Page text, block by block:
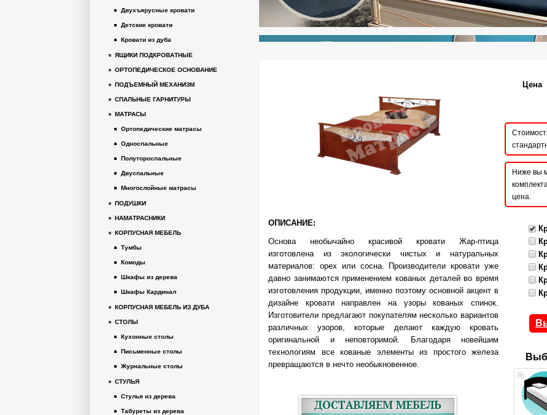
ОПИСАНИЕ:
Основа необычайно красивой кровати Жар-птица
изготовлена из экологически чистых и натуральных
материалов: орех или сосна. Производители кровати уже
давно занимаются применением кованых деталей во время
изготовления продукции, именно поэтому основной акцент в
дизайне кровати направлен на узоры кованых спинок.
Изготовители предлагают покупателям несколько вариантов
различных узоров, которые делают каждую кровать
оригинальной и неповторимой. Благодаря новейшим
технологиям все кованые элементы из простого железа
превращаются в нечто необыкновенное.
Цена
Ниже вы
цена.
Двухъярусные кровати
Детские кровати
Кровати из дуба
ЯЩИКИ ПОДКРОВАТНЫЕ
ОРТОПЕДИЧЕСКОЕ ОСНОВАНИЕ
ПОДЪЕМНЫЙ МЕХАНИЗМ
СПАЛЬНЫЕ ГАРНИТУРЫ
МАТРАСЫ
Ортопедические матрасы
Односпальные
Полутороспальные
Двуспальные
Многослойные матрасы
ПОДУШКИ
НАМАТРАСНИКИ
КОРПУСНАЯ МЕБЕЛЬ
Тумбы
Комоды
Шкафы из дерева
Шкафы Кардинал
КОРПУСНАЯ МЕБЕЛЬ ИЗ ДУБА
СТОЛЫ
Кухонные столы
Письменные столы
Журнальные столы
СТУЛЬЯ
Стулья из дерева
Табуреты из дерева